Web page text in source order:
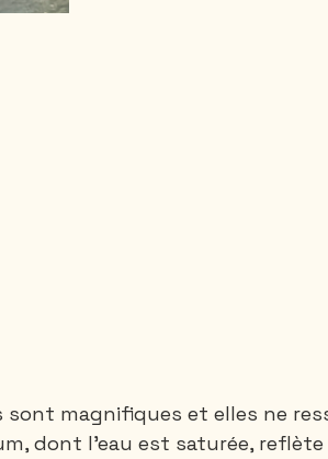
sont magnifiques et elles ne
dont l'eau est saturée, reflète